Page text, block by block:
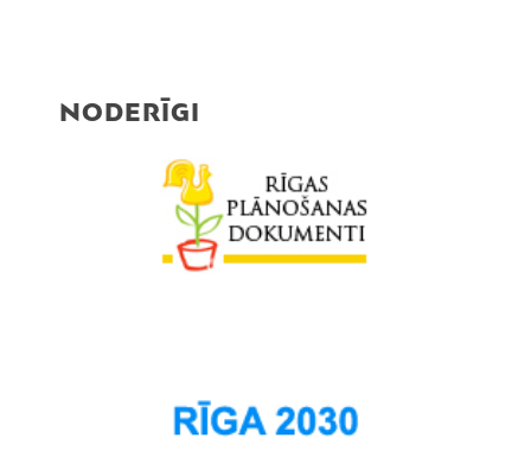
NODERĪGI